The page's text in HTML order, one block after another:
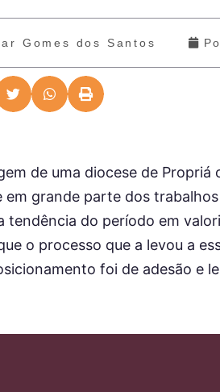
Gomes dos Santos
de uma diocese de
em grande parte dos
tendência do período em
o processo que a levou a
foi de adesão e